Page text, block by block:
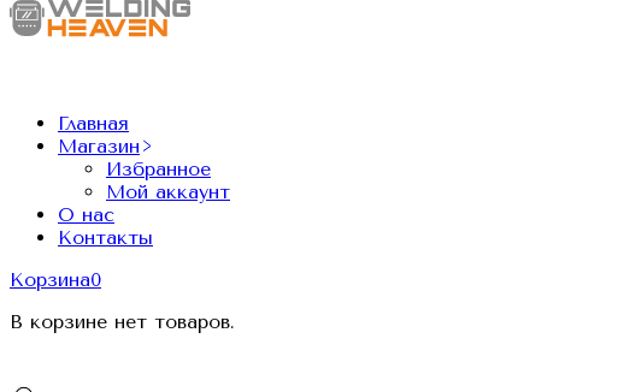
Главная
Магазин
Избранное
Мой аккаунт
О нас
Контакты
Корзина0
В корзине нет товаров.